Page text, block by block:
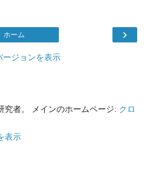
›
ホーム
ージョンを表示
究者。 メインのホームページ: クロ
表示